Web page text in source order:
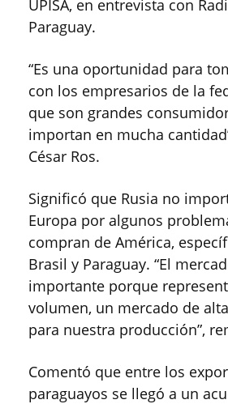
UPISA, en entrevista con
Paraguay.
“Es una oportunidad para
con los empresarios de la
que son grandes
importan en mucha
César Ros.
Significó que Rusia no
Europa por algunos
compran de América,
Brasil y Paraguay. “El
importante porque
volumen, un mercado de
para nuestra producción”,
Comentó que entre los
paraguayos se llegó a un